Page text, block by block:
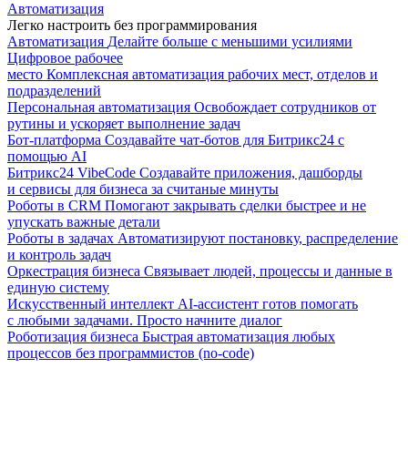
Автоматизация
Легко настроить без программирования
Автоматизация Делайте больше с меньшими усилиями
Цифровое рабочее
место Комплексная автоматизация рабочих мест, отделов и
подразделений
Персональная автоматизация Освобождает сотрудников от
рутины и ускоряет выполнение задач
Бот-платформа Создавайте чат-ботов для Битрикс24 с
помощью AI
Битрикс24 VibeCode Создавайте приложения, дашборды
и сервисы для бизнеса за считаные минуты
Роботы в CRM Помогают закрывать сделки быстрее и не
упускать важные детали
Роботы в задачах Автоматизируют постановку, распределение
и контроль задач
Оркестрация бизнеса Связывает людей, процессы и данные в
единую систему
Искусственный интеллект AI-ассистент готов помогать
с любыми задачами. Просто начните диалог
Роботизация бизнеса Быстрая автоматизация любых
процессов без программистов (no-code)